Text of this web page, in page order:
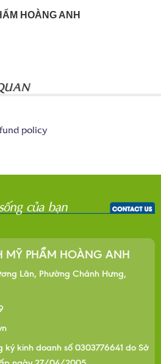
HOÀNG ANH
policy
MỸ PHẨM HOÀNG ANH
Lân, Phường Chánh Hưng,
kinh doanh số 0303776641 do Sở